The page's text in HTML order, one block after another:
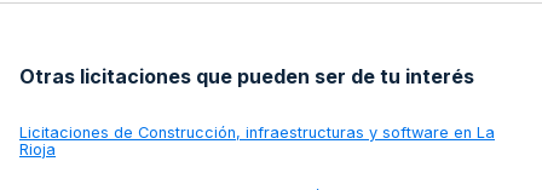
Otras licitaciones que pueden ser de tu interés
Licitaciones de Construcción, infraestructuras y software en La
Rioja